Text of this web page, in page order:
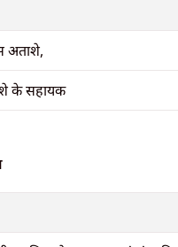
अताशे,
के सहायक